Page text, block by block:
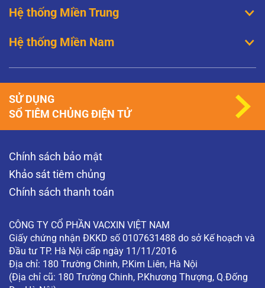
Hệ thống Miền Trung
Hệ thống Miền Nam
Chính sách bảo mật
Khảo sát tiêm chủng
Chính sách thanh toán
CÔNG TY CỔ PHẦN VACXIN VIỆT NAM
Giấy chứng nhận ĐKKD số 0107631488 do sở Kế hoạch và
Đầu tư TP. Hà Nội cấp ngày 11/11/2016
Địa chỉ: 180 Trường Chinh, P.Kim Liên, Hà Nội
(Địa chỉ cũ: 180 Trường Chinh, P.Khương Thượng, Q.Đống
SỬ DỤNG
SỔ TIÊM CHỦNG ĐIỆN TỬ